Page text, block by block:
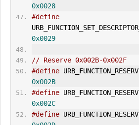
0x0028
#define
URB_FUNCTION_ SET_DESCRIPTOR
0x0029
// Reserve 0x002B-0x002F
#define
0x002B
#define
0x002C
#define